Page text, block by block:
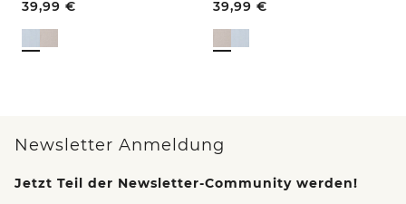
39,99 €
39,99 €
Newsletter Anmeldung
Jetzt Teil der Newsletter-Community werden!